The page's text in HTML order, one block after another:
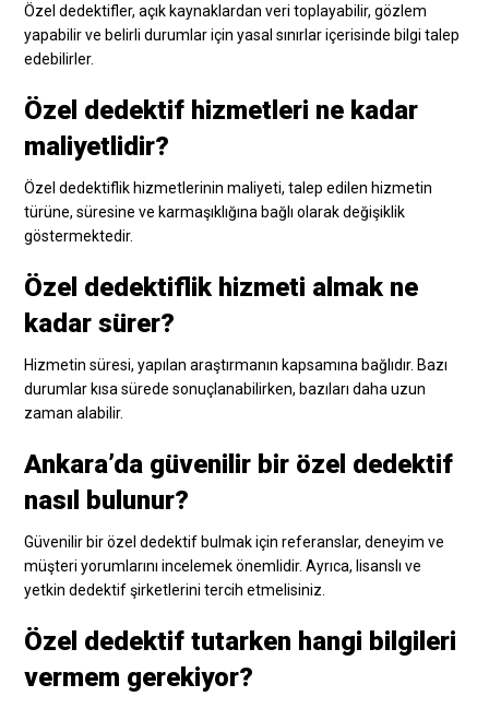
Özel dedektifler, açık kaynaklardan veri toplayabilir, gözlem
yapabilir ve belirli durumlar için yasal sınırlar içerisinde bilgi talep
edebilirler.
Özel dedektif hizmetleri ne kadar
maliyetlidir?
Özel dedektiflik hizmetlerinin maliyeti, talep edilen hizmetin
türüne, süresine ve karmaşıklığına bağlı olarak değişiklik
göstermektedir.
Özel dedektiflik hizmeti almak ne
kadar sürer?
Hizmetin süresi, yapılan araştırmanın kapsamına bağlıdır. Bazı
durumlar kısa sürede sonuçlanabilirken, bazıları daha uzun
zaman alabilir.
Ankara’da güvenilir bir özel dedektif
nasıl bulunur?
Güvenilir bir özel dedektif bulmak için referanslar, deneyim ve
müşteri yorumlarını incelemek önemlidir. Ayrıca, lisanslı ve
yetkin dedektif şirketlerini tercih etmelisiniz.
Özel dedektif tutarken hangi bilgileri
vermem gerekiyor?